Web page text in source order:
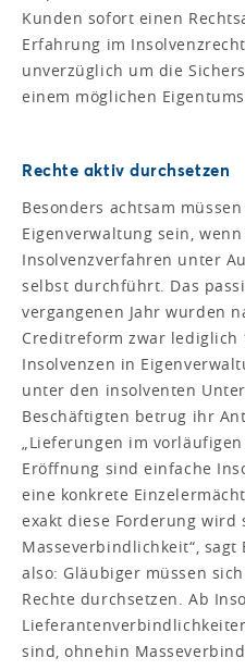
Kunden sofort einen
Erfahrung im
unverzüglich um die
einem möglichen
Rechte aktiv durchsetzen
Besonders achtsam
Eigenverwaltung sein,
Insolvenzverfahren unter
selbst durchführt. Das
vergangenen Jahr wurden
Creditreform zwar lediglich
Insolvenzen in
unter den insolventen
Beschäftigten betrug ihr
„Lieferungen im
Eröffnung sind einfache
eine konkrete
exakt diese Forderung wird
Masseverbindlichkeit“,
also: Gläubiger müssen
Rechte durchsetzen. Ab
sind, ohnehin